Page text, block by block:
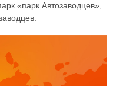
«парк Автозаводцев»,